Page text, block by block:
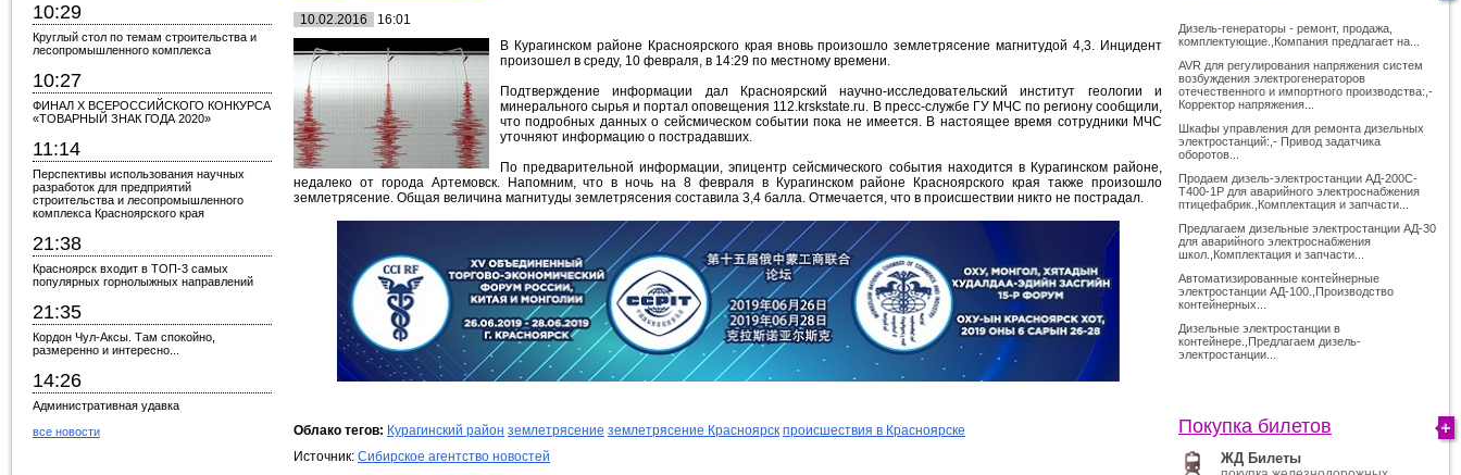
10:29
Круглый стол по темам строительства и
лесопромышленного комплекса
10:27
ФИНАЛ X ВСЕРОССИЙСКОГО КОНКУРСА
«ТОВАРНЫЙ ЗНАК ГОДА 2020»
11:14
Перспективы использования научных
разработок для предприятий
строительства и лесопромышленного
комплекса Красноярского края
21:38
Красноярск входит в ТОП-3 самых
популярных горнолыжных направлений
21:35
Кордон Чул-Аксы. Там спокойно,
размеренно и интересно...
14:26
Административная удавка
все новости
10.02.2016
16:01
В Курагинском районе Красноярского края вновь произошло землетрясение магнитудой 4,3. Инцидент
произошел в среду, 10 февраля, в 14:29 по местному времени.
Подтверждение информации дал Красноярский научно-исследовательский институт геологии и
минерального сырья и портал оповещения 112.krskstate.ru. В пресс-службе ГУ МЧС по региону сообщили,
что подробных данных о сейсмическом событии пока не имеется. В настоящее время сотрудники МЧС
уточняют информацию о пострадавших.
По предварительной информации, эпицентр сейсмического события находится в Курагинском районе,
недалеко от города Артемовск. Напомним, что в ночь на 8 февраля в Курагинском районе Красноярского края также произошло
землетрясение. Общая величина магнитуды землетрясения составила 3,4 балла. Отмечается, что в происшествии никто не пострадал.
Облако тегов: Курагинский район землетрясение землетрясение Красноярск происшествия в Красноярске
Источник: Сибирское агентство новостей
Дизель-генераторы - ремонт, продажа,
комплектующие.,Компания предлагает на...
AVR для регулирования напряжения систем
возбуждения электрогенераторов
отечественного и импортного производства:,-
Корректор напряжения...
Шкафы управления для ремонта дизельных
электростанций:,- Привод задатчика
оборотов...
Продаем дизель-электростанции АД-200С-
Т400-1Р для аварийного электроснабжения
птицефабрик.,Комплектация и запчасти...
Предлагаем дизельные электростанции АД-30
для аварийного электроснабжения
школ.,Комплектация и запчасти...
Автоматизированные контейнерные
электростанции АД-100.,Производство
контейнерных...
Дизельные электростанции в
контейнере.,Предлагаем дизель-
электростанции...
Покупка билетов
ЖД Билеты